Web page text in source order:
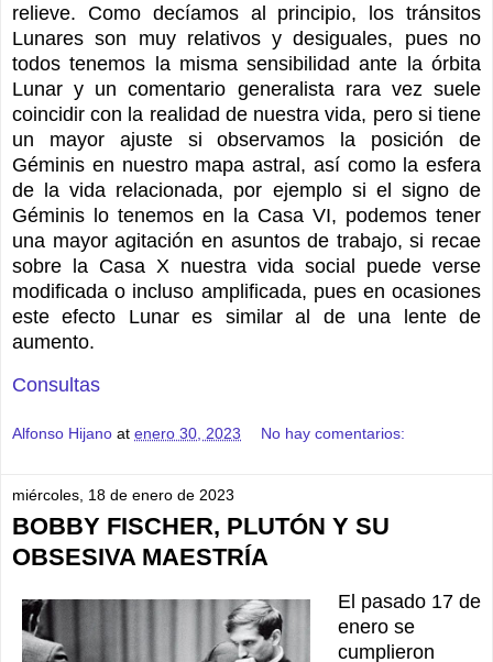
relieve. Como decíamos al principio, los tránsitos
Lunares son muy relativos y desiguales, pues no
todos tenemos la misma sensibilidad ante la órbita
Lunar y un comentario generalista rara vez suele
coincidir con la realidad de nuestra vida, pero si tiene
un mayor ajuste si observamos la posición de
Géminis en nuestro mapa astral, así como la esfera
de la vida relacionada, por ejemplo si el signo de
Géminis lo tenemos en la Casa VI, podemos tener
una mayor agitación en asuntos de trabajo, si recae
sobre la Casa X nuestra vida social puede verse
modificada o incluso amplificada, pues en ocasiones
este efecto Lunar es similar al de una lente de
aumento.
Consultas
Alfonso Hijano at enero 30, 2023 No hay comentarios:
miércoles, 18 de enero de 2023
BOBBY FISCHER, PLUTÓN Y SU
OBSESIVA MAESTRÍA
El pasado 17 de
enero se
cumplieron